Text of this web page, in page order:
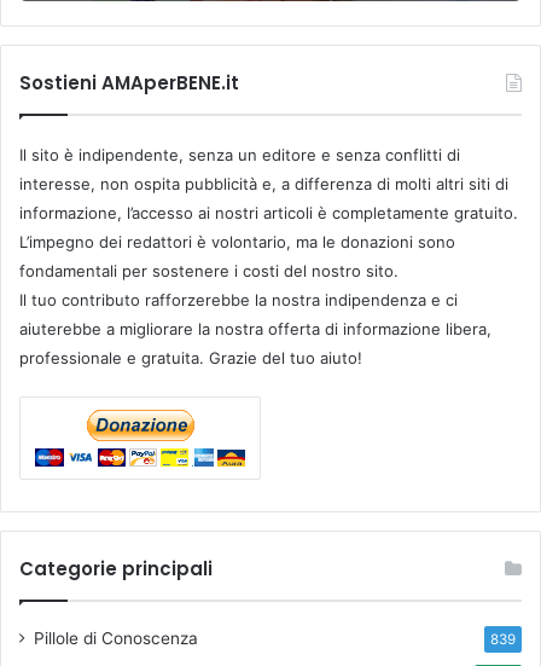
Sostieni AMAperBENE.it
Il sito è indipendente, senza un editore e senza conflitti di
interesse, non ospita pubblicità e, a differenza di molti altri siti di
informazione, l’accesso ai nostri articoli è completamente gratuito.
L’impegno dei redattori è volontario, ma le donazioni sono
fondamentali per sostenere i costi del nostro sito.
Il tuo contributo rafforzerebbe la nostra indipendenza e ci
aiuterebbe a migliorare la nostra offerta di informazione libera,
professionale e gratuita. Grazie del tuo aiuto!
Categorie principali
Pillole di Conoscenza 839